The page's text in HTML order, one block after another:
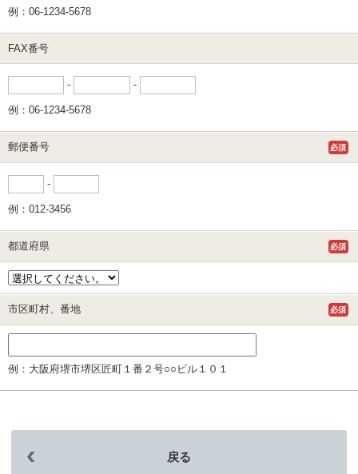
例：06-1234-5678
FAX番号
- -
例：06-1234-5678
郵便番号 必須
-
例：012-3456
都道府県 必須
市区町村、番地 必須
例：大阪府堺市堺区匠町１番２号○○ビル１０１